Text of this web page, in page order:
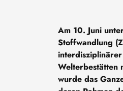
Am 10. Juni
Stoffwandlung
Welterbestätten
wurde das